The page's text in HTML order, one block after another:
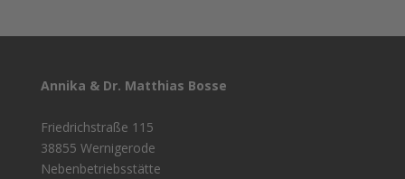
Annika & Dr. Matthias Bosse
Friedrichstraße 115
38855 Wernigerode
Nebenbetriebsstätte